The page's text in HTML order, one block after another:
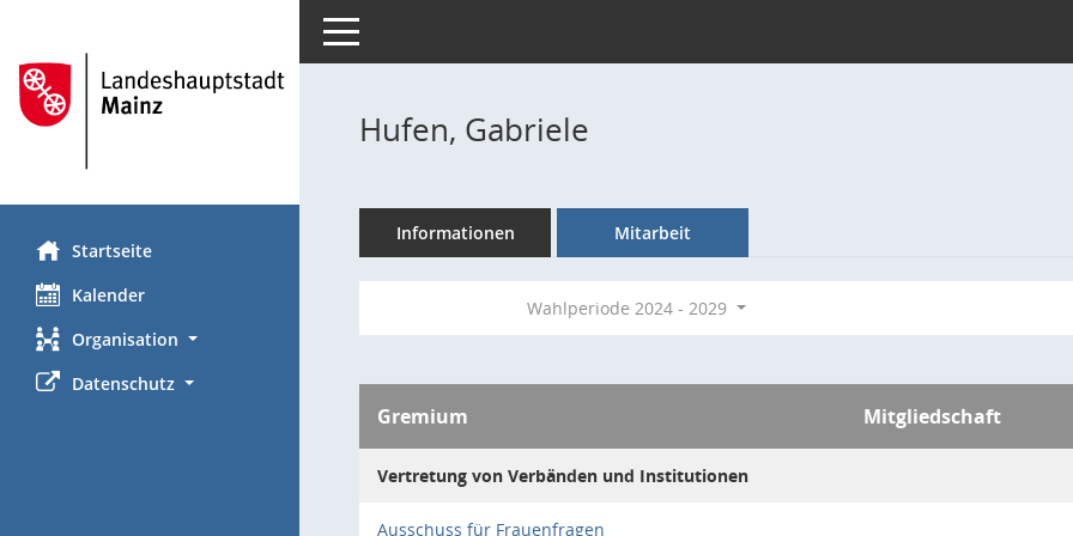
Startseite
Kalender
Organisation
Datenschutz
Toggle navigation
Hufen, Gabriele
Informationen Mitarbeit
Wahlperiode 2024 - 2029
Gremium Mitgliedschaft
Vertretung von Verbänden und Institutionen
Ausschuss für Frauenfragen